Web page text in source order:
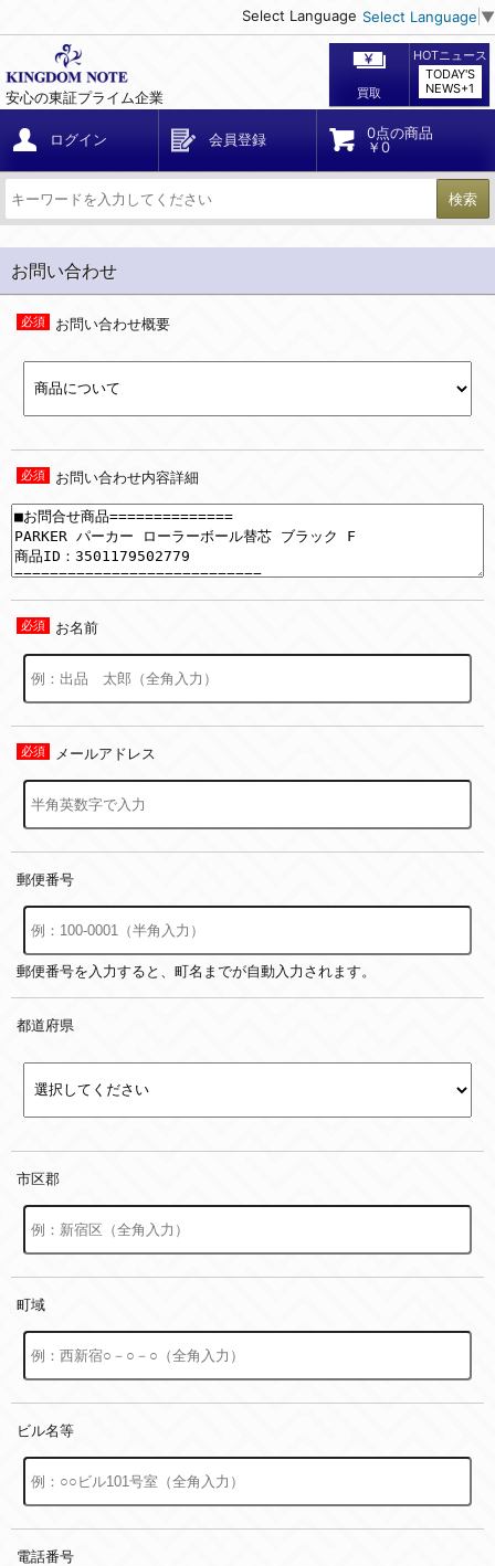
Select Language Select Language ▼
安心の東証プライム企業 買取
HOTニュース
TODAY'S
NEWS+1
ログイン 会員登録
0点の商品
￥0
検索
お問い合わせ
お問い合わせ概要
お問い合わせ内容詳細
お名前
メールアドレス
郵便番号
郵便番号を入力すると、町名までが自動入力されます。
都道府県
市区郡
町域
ビル名等
電話番号